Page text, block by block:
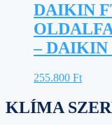
DAIKIN
–
255.800 Ft
KLÍMA